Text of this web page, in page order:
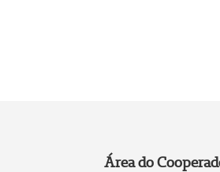
Área do